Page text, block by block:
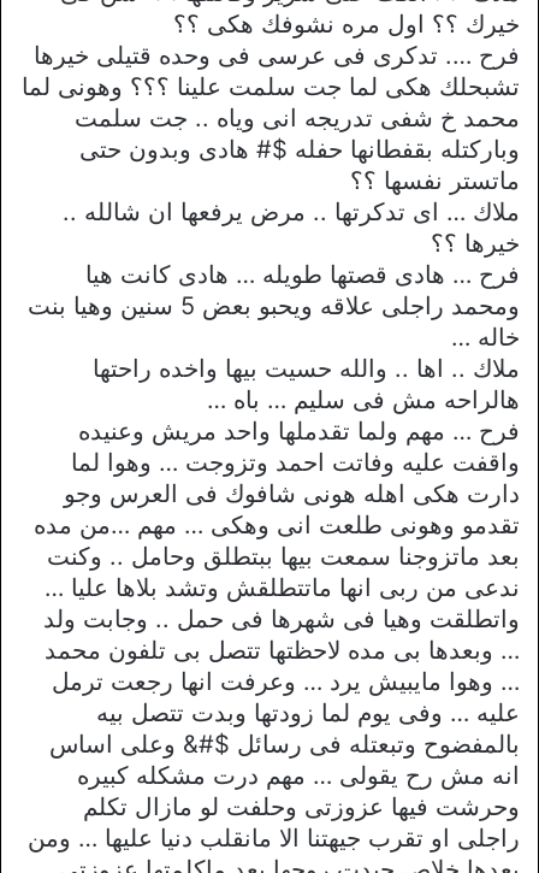
خيرك ؟؟ اول مره نشوفك هكى ؟؟
فرح …. تدكرى فى عرسى فى وحده قتيلى خيرها
تشبحلك هكى لما جت سلمت علينا ؟؟؟ وهونى لما
محمد خ شفى تدريجه انى وياه .. جت سلمت
وباركتله بقفطانها حفله $# هادى وبدون حتى
ماتستر نفسها ؟؟
ملاك … اى تدكرتها .. مرض يرفعها ان شالله ..
خيرها ؟؟
فرح … هادى قصتها طويله … هادى كانت هيا
ومحمد راجلى علاقه ويحبو بعض 5 سنين وهيا بنت
خاله …
ملاك .. اها .. والله حسيت بيها واخده راحتها
هالراحه مش فى سليم … باه …
فرح … مهم ولما تقدملها واحد مريش وعنيده
واقفت عليه وفاتت احمد وتزوجت … وهوا لما
دارت هكى اهله هونى شافوك فى العرس وجو
تقدمو وهونى طلعت انى وهكى … مهم …من مده
بعد ماتزوجنا سمعت بيها ببتطلق وحامل .. وكنت
ندعى من ربى انها ماتتطلقش وتشد بلاها عليا …
واتطلقت وهيا فى شهرها فى حمل .. وجابت ولد
… وبعدها بى مده لاحظتها تتصل بى تلفون محمد
… وهوا مايبيش يرد … وعرفت انها رجعت ترمل
عليه … وفى يوم لما زودتها وبدت تتصل بيه
بالمفضوح وتبعتله فى رسائل $#& وعلى اساس
انه مش رح يقولى … مهم درت مشكله كبيره
وحرشت فيها عزوزتى وحلفت لو مازال تكلم
راجلى او تقرب جيهتنا الا مانقلب دنيا عليها … ومن